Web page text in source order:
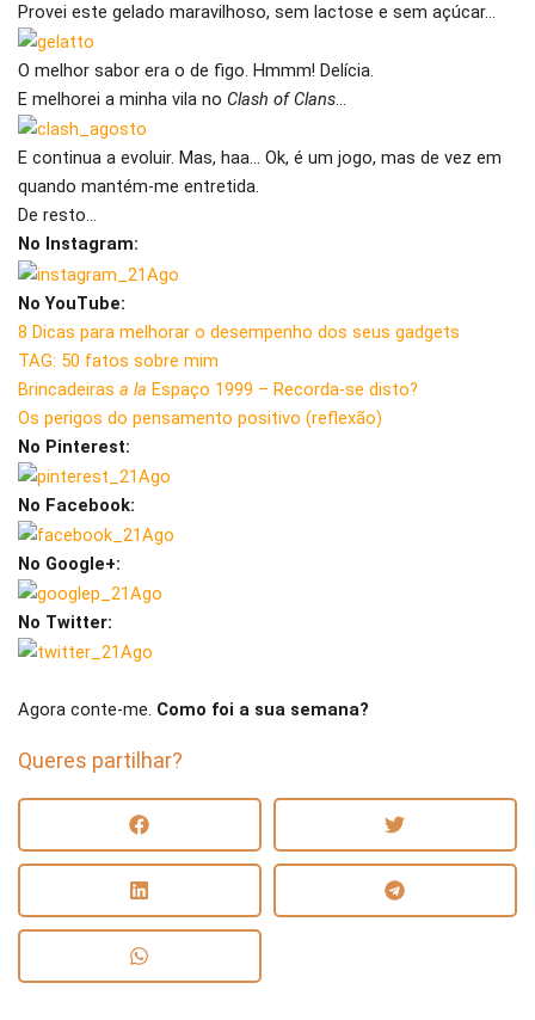
Provei este gelado maravilhoso, sem lactose e sem açúcar…
O melhor sabor era o de figo. Hmmm! Delícia.
E melhorei a minha vila no Clash of Clans…
E continua a evoluir. Mas, haa… Ok, é um jogo, mas de vez em
quando mantém-me entretida.
De resto…
No Instagram:
No YouTube:
8 Dicas para melhorar o desempenho dos seus gadgets
TAG: 50 fatos sobre mim
Brincadeiras a la Espaço 1999 – Recorda-se disto?
Os perigos do pensamento positivo (reflexão)
No Pinterest:
No Facebook:
No Google+:
No Twitter:
Agora conte-me. Como foi a sua semana?
Queres partilhar?